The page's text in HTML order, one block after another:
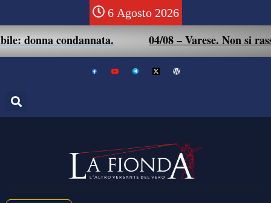
6 Agosto 2026
condannata. 04/08 – Varese. Non si rassegna